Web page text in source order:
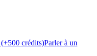
crédits)Parler à un